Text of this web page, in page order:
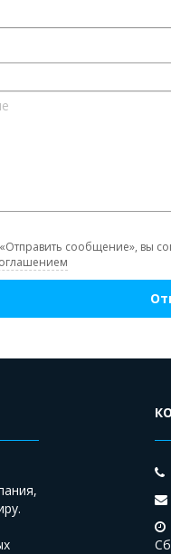
сообщение», вы